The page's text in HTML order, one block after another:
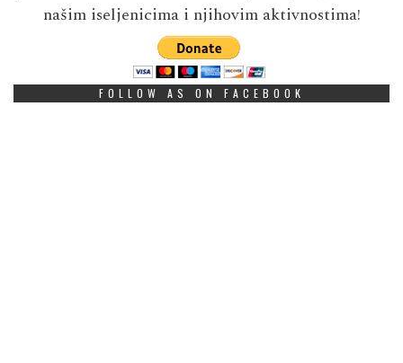
našim iseljenicima i njihovim aktivnostima!
FOLLOW AS ON FACEBOOK